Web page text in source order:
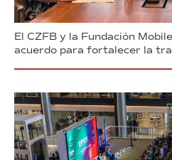
El CZFB y la Fundación
acuerdo para fortalecer la